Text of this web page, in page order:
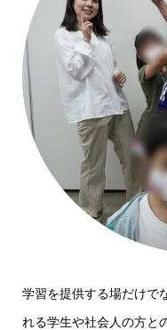
学習を提供する場だけで
れる学生や社会人の方と